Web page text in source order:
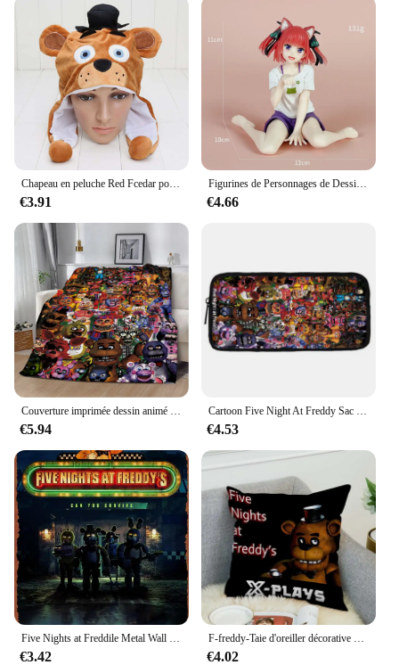
unique and meaningful gifts to their customers.
With their wholesale availability, you can stock up
on these beautiful pieces and offer them for sale to
those seeking to convey their feelings in a tangible
and lasting way.
Chapeau en peluche Red Fcedar pour femmes, hommes et enfants, chapeau moelleux chaud, poupées environnantes pour cadeaux, jeux de cinq nuits, hiver
€3.91
Figurines de Personnages de Dessin Animé Nakano Ernai, Cinq Fleurs Égales, en Posture Assise, Vêtements de Maison, Modèle Fait à la Main, Jouet de Décoration Périphérique d'Animation
€4.66
Couverture imprimée dessin animé Five Night At Freddy, couvertures de pique-nique, couverture chaude, couverture douce et confortable, maison, voyage, cadeau d'anniversaire
€5.94
Cartoon Five Night At Freddy Sac à dos d'école pour enfants, sac initié, sacs à crayons, sacs d'école pour garçons et filles, meilleur cadeau
€4.53
Five Nights at Freddile Metal Wall Decor Posters, Vintage 18 Sign, Unique, Home, Bar, Diner, Pub, 8x12 amaran, Fun Kitchen Dec
€3.42
F-freddy-Taie d'oreiller décorative Five Nights, housse de coussin de canapé en peluche courte, anime, jeu, 40x40, 45x45cm
€4.02